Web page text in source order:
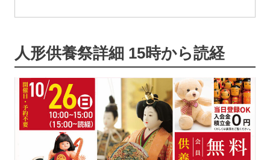
人形供養祭詳細 15時から読経